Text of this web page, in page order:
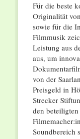
Für die beste
Originalität
sowie für die
Filmmusik
Leistung aus
aus, um
von der
Preisgeld in
Strecker
den
Soundbereich